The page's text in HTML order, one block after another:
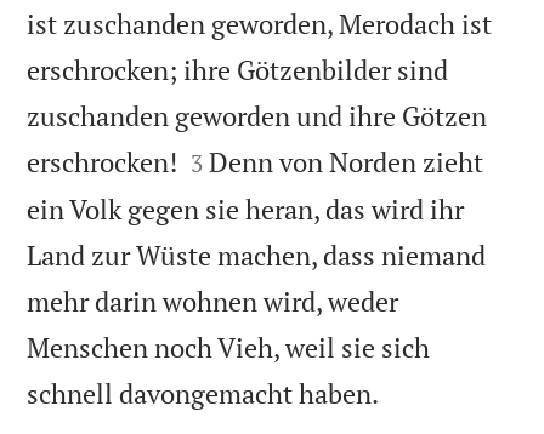
ist zuschanden geworden, Merodach ist
erschrocken; ihre Götzenbilder sind
zuschanden geworden und ihre Götzen
erschrocken! 

3 Denn von Norden zieht
ein Volk gegen sie heran, das wird ihr
Land zur Wüste machen, dass niemand
mehr darin wohnen wird, weder
Menschen noch Vieh, weil sie sich
schnell davongemacht haben.